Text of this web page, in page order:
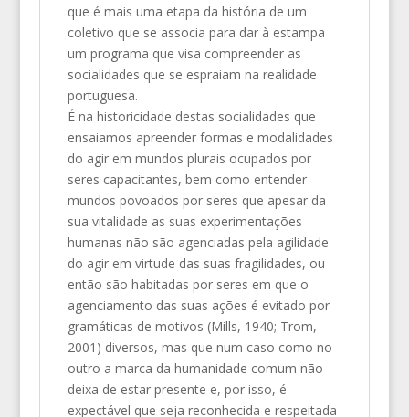
que é mais uma etapa da história de um
coletivo que se associa para dar à estampa
um programa que visa compreender as
socialidades que se espraiam na realidade
portuguesa.
É na historicidade destas socialidades que
ensaiamos apreender formas e modalidades
do agir em mundos plurais ocupados por
seres capacitantes, bem como entender
mundos povoados por seres que apesar da
sua vitalidade as suas experimentações
humanas não são agenciadas pela agilidade
do agir em virtude das suas fragilidades, ou
então são habitadas por seres em que o
agenciamento das suas ações é evitado por
gramáticas de motivos (Mills, 1940; Trom,
2001) diversos, mas que num caso como no
outro a marca da humanidade comum não
deixa de estar presente e, por isso, é
expectável que seja reconhecida e respeitada